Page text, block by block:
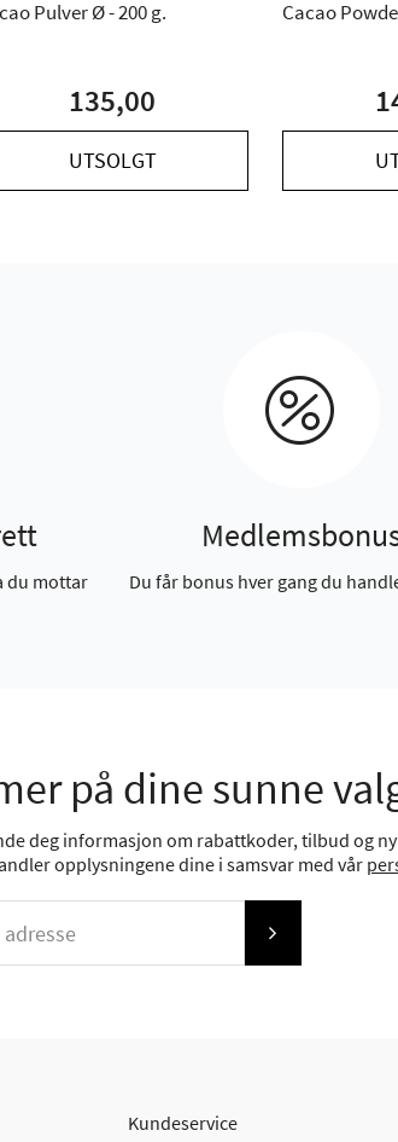
Pulver Ø - 200 g.
135,00
UTSOLGT
du mottar
Du får bonus hver gang du
på dine sunne
deg informasjon om rabattkoder, tilbud og
opplysningene dine i samsvar med vår
Kundeservice